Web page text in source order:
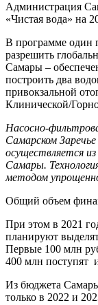
Администрация
«Чистая вода» на
В программе один
разрешить
Самары –
построить два
привокзальной
Клинической/
Насосно-
Самарском
осуществляется
Самары.
методом
Общий объем
При этом в 2021
планируют
Первые 100 млн
400 млн поступят
Из бюджета
только в 2022 и